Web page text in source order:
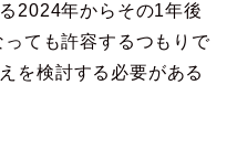
2024年からその1年後
ても許容するつもりで
を検討する必要がある